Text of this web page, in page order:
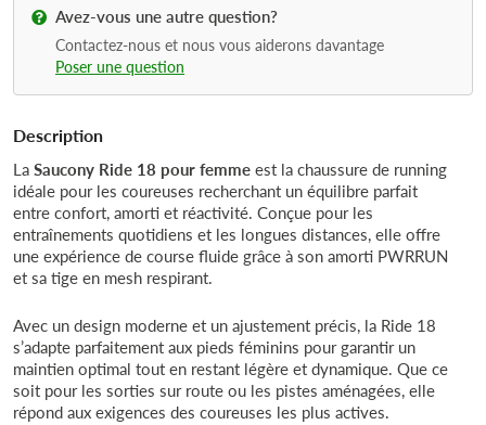
Avez-vous une autre question?
Contactez-nous et nous vous aiderons davantage
Poser une question
Description
LaSaucony Ride 18 pour femmeest la chaussure de running
idéale pour les coureuses recherchant un équilibre parfait
entre confort, amorti et réactivité. Conçue pour les
entraînements quotidiens et les longues distances, elle offre
une expérience de course fluide grâce à son amorti PWRRUN
et sa tige en mesh respirant.
Avec un design moderne et un ajustement précis, la Ride 18
s’adapte parfaitement aux pieds féminins pour garantir un
maintien optimal tout en restant légère et dynamique. Que ce
soit pour les sorties sur route ou les pistes aménagées, elle
répond aux exigences des coureuses les plus actives.